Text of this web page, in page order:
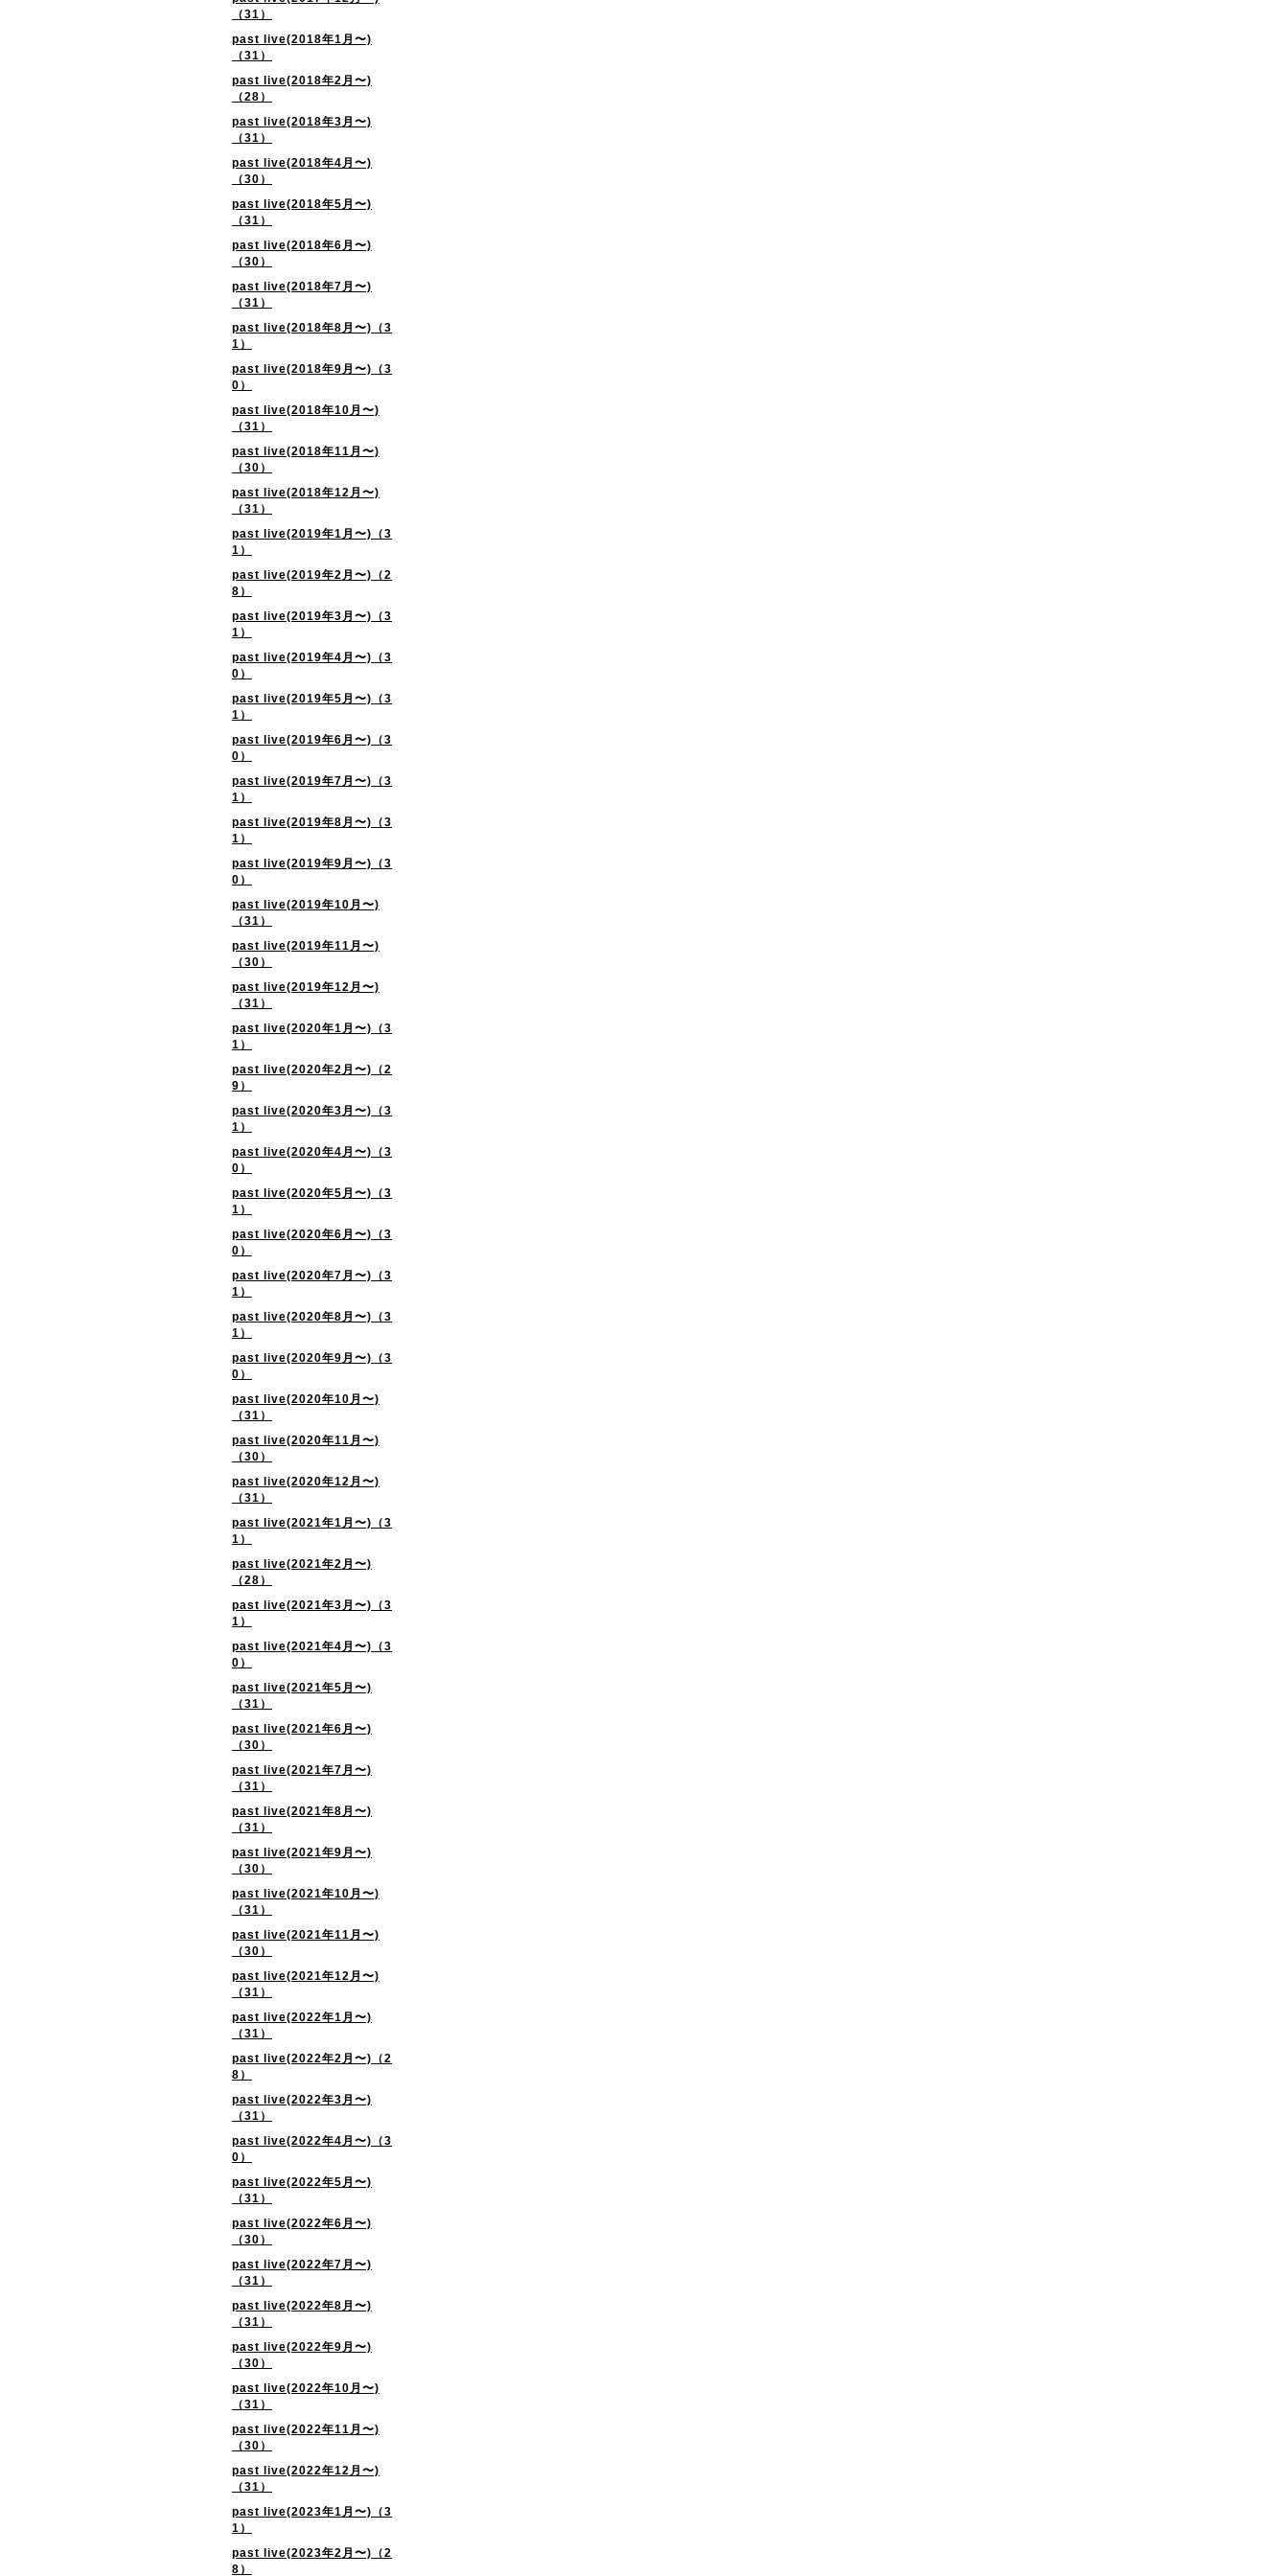
（31）
past live(2018年1月〜)
（31）
past live(2018年2月〜)
（28）
past live(2018年3月〜)
（31）
past live(2018年4月〜)
（30）
past live(2018年5月〜)
（31）
past live(2018年6月〜)
（30）
past live(2018年7月〜)
（31）
past live(2018年8月〜)（3
1）
past live(2018年9月〜)（3
0）
past live(2018年10月〜)
（31）
past live(2018年11月〜)
（30）
past live(2018年12月〜)
（31）
past live(2019年1月〜)（3
1）
past live(2019年2月〜)（2
8）
past live(2019年3月〜)（3
1）
past live(2019年4月〜)（3
0）
past live(2019年5月〜)（3
1）
past live(2019年6月〜)（3
0）
past live(2019年7月〜)（3
1）
past live(2019年8月〜)（3
1）
past live(2019年9月〜)（3
0）
past live(2019年10月〜)
（31）
past live(2019年11月〜)
（30）
past live(2019年12月〜)
（31）
past live(2020年1月〜)（3
1）
past live(2020年2月〜)（2
9）
past live(2020年3月〜)（3
1）
past live(2020年4月〜)（3
0）
past live(2020年5月〜)（3
1）
past live(2020年6月〜)（3
0）
past live(2020年7月〜)（3
1）
past live(2020年8月〜)（3
1）
past live(2020年9月〜)（3
0）
past live(2020年10月〜)
（31）
past live(2020年11月〜)
（30）
past live(2020年12月〜)
（31）
past live(2021年1月〜)（3
1）
past live(2021年2月〜)
（28）
past live(2021年3月〜)（3
1）
past live(2021年4月〜)（3
0）
past live(2021年5月〜)
（31）
past live(2021年6月〜)
（30）
past live(2021年7月〜)
（31）
past live(2021年8月〜)
（31）
past live(2021年9月〜)
（30）
past live(2021年10月〜)
（31）
past live(2021年11月〜)
（30）
past live(2021年12月〜)
（31）
past live(2022年1月〜)
（31）
past live(2022年2月〜)（2
8）
past live(2022年3月〜)
（31）
past live(2022年4月〜)（3
0）
past live(2022年5月〜)
（31）
past live(2022年6月〜)
（30）
past live(2022年7月〜)
（31）
past live(2022年8月〜)
（31）
past live(2022年9月〜)
（30）
past live(2022年10月〜)
（31）
past live(2022年11月〜)
（30）
past live(2022年12月〜)
（31）
past live(2023年1月〜)（3
1）
past live(2023年2月〜)（2
8）